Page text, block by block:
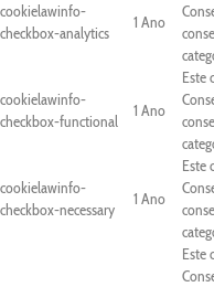
cookielawinfo-
checkbox-analytics
1 Ano
cookielawinfo-
checkbox-functional
1 Ano
Este
cookielawinfo-
checkbox-necessary
1 Ano
Este
Este